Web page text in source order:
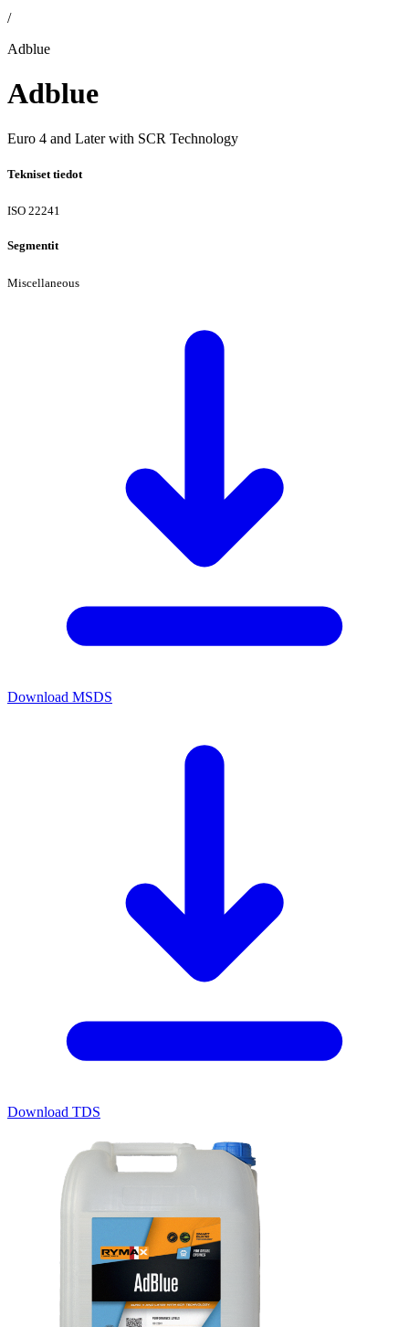
/
Adblue
Adblue
Euro 4 and Later with SCR Technology
Tekniset tiedot
ISO 22241
Segmentit
Miscellaneous
Download MSDS
Download TDS